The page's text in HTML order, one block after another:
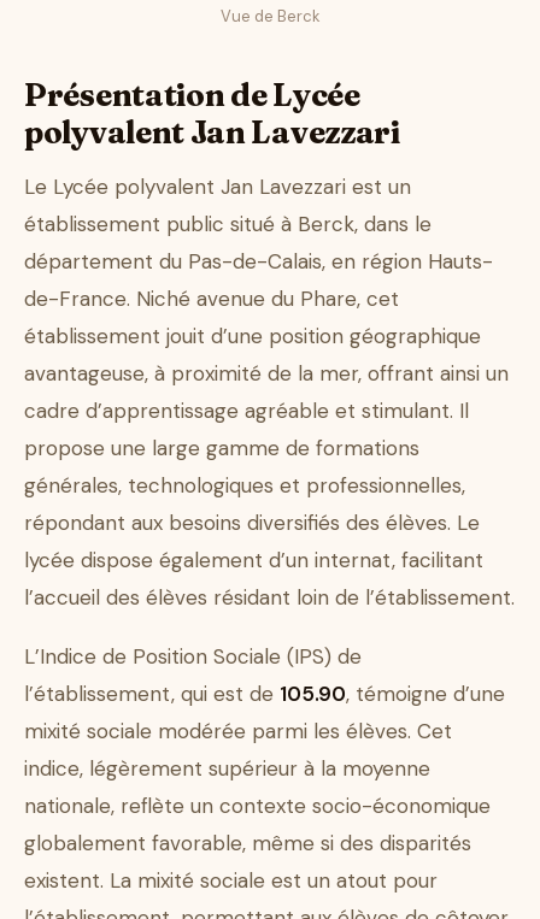
Vue de Berck
Présentation de Lycée
polyvalent Jan Lavezzari
Le Lycée polyvalent Jan Lavezzari est un
établissement public situé à Berck, dans le
département du Pas-de-Calais, en région Hauts-
de-France. Niché avenue du Phare, cet
établissement jouit d’une position géographique
avantageuse, à proximité de la mer, offrant ainsi un
cadre d’apprentissage agréable et stimulant. Il
propose une large gamme de formations
générales, technologiques et professionnelles,
répondant aux besoins diversifiés des élèves. Le
lycée dispose également d’un internat, facilitant
l’accueil des élèves résidant loin de l’établissement.
L’Indice de Position Sociale (IPS) de
l’établissement, qui est de 105.90, témoigne d’une
mixité sociale modérée parmi les élèves. Cet
indice, légèrement supérieur à la moyenne
nationale, reflète un contexte socio-économique
globalement favorable, même si des disparités
existent. La mixité sociale est un atout pour